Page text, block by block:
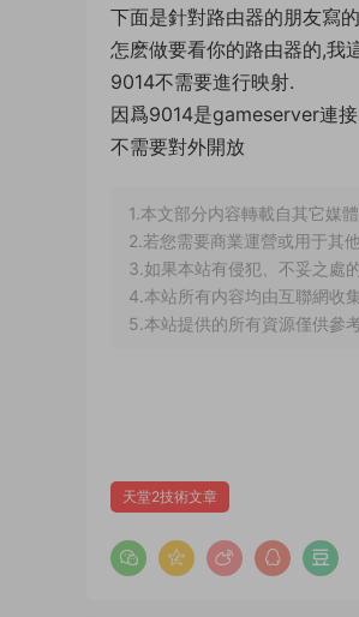
下面是針對路由器的朋友寫
怎麽做要看你的路由器的,我
9014不需要進行映射.
因爲9014是gameserver連
不需要對外開放
1.本文部分内容轉載自其它媒
2.若您需要商業運營或用于其
3.如果本站有侵犯、不妥之處
4.本站所有内容均由互聯網收
5.本站提供的所有資源僅供參
天堂2技術文章